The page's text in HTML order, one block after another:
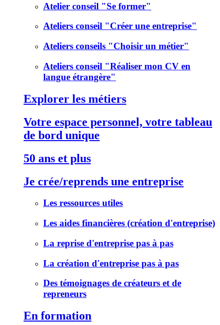
Atelier conseil "Se former"
Ateliers conseil "Créer une entreprise"
Ateliers conseils "Choisir un métier"
Ateliers conseil "Réaliser mon CV en
langue étrangère"
Explorer les métiers
Votre espace personnel, votre tableau
de bord unique
50 ans et plus
Je crée/reprends une entreprise
Les ressources utiles
Les aides financières (création d'entreprise)
La reprise d'entreprise pas à pas
La création d'entreprise pas à pas
Des témoignages de créateurs et de
repreneurs
En formation